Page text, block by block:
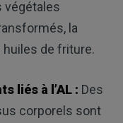
végétales
la
de friture.
liés à l’AL : Des
corporels sont